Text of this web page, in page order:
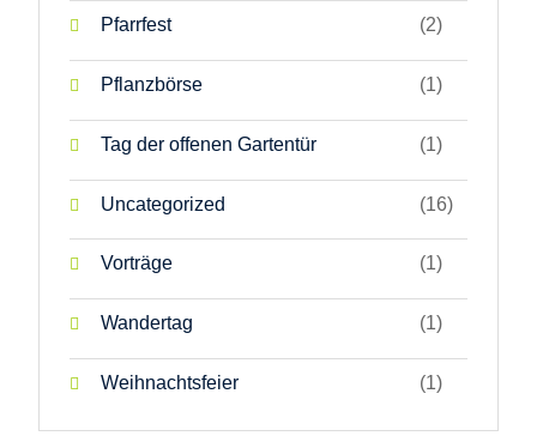
Pfarrfest (2)
Pflanzbörse (1)
Tag der offenen Gartentür (1)
Uncategorized (16)
Vorträge (1)
Wandertag (1)
Weihnachtsfeier (1)